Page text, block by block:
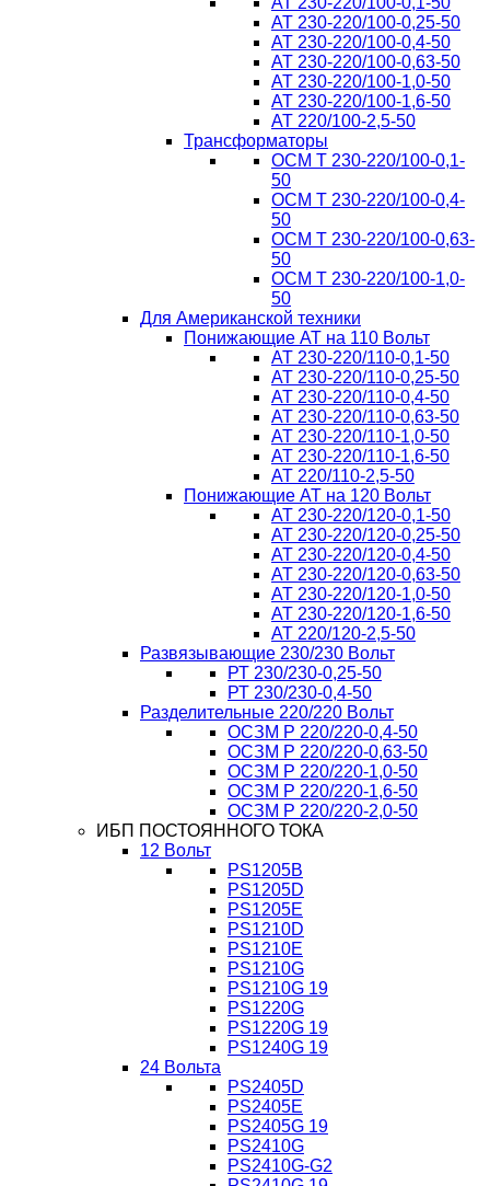
AT 230-220/100-0,25-50
AT 230-220/100-0,4-50
AT 230-220/100-0,63-50
AT 230-220/100-1,0-50
AT 230-220/100-1,6-50
AT 220/100-2,5-50
Трансформаторы
ОСМ T 230-220/100-0,1-
50
ОСМ T 230-220/100-0,4-
50
ОСМ T 230-220/100-0,63-
50
ОСМ T 230-220/100-1,0-
50
Для Американской техники
Понижающие АТ на 110 Вольт
AT 230-220/110-0,1-50
AT 230-220/110-0,25-50
AT 230-220/110-0,4-50
AT 230-220/110-0,63-50
AT 230-220/110-1,0-50
AT 230-220/110-1,6-50
AT 220/110-2,5-50
Понижающие АТ на 120 Вольт
AT 230-220/120-0,1-50
AT 230-220/120-0,25-50
AT 230-220/120-0,4-50
AT 230-220/120-0,63-50
AT 230-220/120-1,0-50
AT 230-220/120-1,6-50
AT 220/120-2,5-50
Развязывающие 230/230 Вольт
РТ 230/230-0,25-50
РТ 230/230-0,4-50
Разделительные 220/220 Вольт
ОСЗМ Р 220/220-0,4-50
ОСЗМ Р 220/220-0,63-50
ОСЗМ Р 220/220-1,0-50
ОСЗМ Р 220/220-1,6-50
ОСЗМ Р 220/220-2,0-50
ИБП ПОСТОЯННОГО ТОКА
12 Вольт
PS1205B
PS1205D
PS1205E
PS1210D
PS1210E
PS1210G
PS1210G 19
PS1220G
PS1220G 19
PS1240G 19
24 Вольта
PS2405D
PS2405E
PS2405G 19
PS2410G
PS2410G-G2